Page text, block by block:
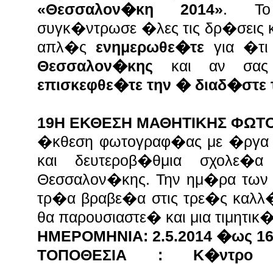
«Θεσσαλον�κη 2014». Το
συγκ�ντρωσε �λες τις δρ�σεις
απλ�ς ενημερωθε�τε για
Θεσσαλον�κης και αν σας
επισκεφθε�τε την � διαδ�στε
19Η ΕΚΘΕΣΗ ΜΑΘΗΤΙΚΗΣ
�κθεση φωτογραφ�ας με
και δευτεροβ�θμια
Θεσσαλον�κης. Την ημ�ρα των
τρ�α βραβε�α στις τρε�ς
θα παρουσιαστε� και μια
ΗΜΕΡΟΜΗΝΙΑ: 2.5.2014 �ως
ΤΟΠΟΘΕΣΙΑ : Κ�ντρο